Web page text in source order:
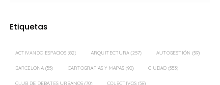
Etiquetas
ACTIVANDO ESPACIOS (82) ARQUITECTURA (257) AUTOGESTIÓN (59)
BARCELONA (55) CARTOGRAFÍAS Y MAPAS (90) CIUDAD (553)
CLUB DE DEBATES URBANOS (70) COLECTIVOS (58)